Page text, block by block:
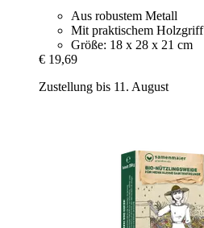
Aus robustem Metall
Mit praktischem Holzgriff
Größe: 18 x 28 x 21 cm
€ 19,69
Zustellung bis 11. August